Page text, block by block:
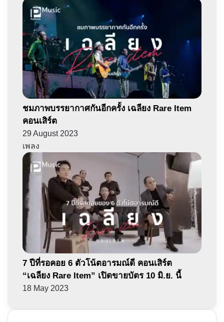
ชมภาพบรรยากาศกันอีกครั้ง เฉลียง Rare Item
คอนเสิร์ต
29 August 2023
เพลง
7 ปีที่รอคอย 6 ตัวโน้ตอารมณ์ดี คอนเสิร์ต
“เฉลียง Rare Item” เปิดขายบัตร 10 มิ.ย. นี้
18 May 2023